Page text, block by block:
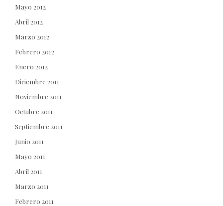
Mayo 2012
Abril 2012
Marzo 2012
Febrero 2012
Enero 2012
Diciembre 2011
Noviembre 2011
Octubre 2011
Septiembre 2011
Junio 2011
Mayo 2011
Abril 2011
Marzo 2011
Febrero 2011